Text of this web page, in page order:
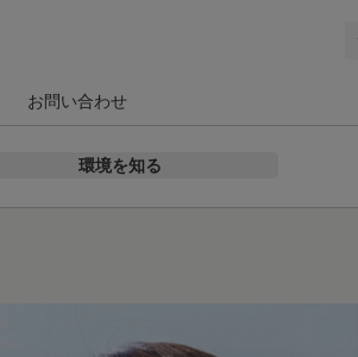
お問い合わせ
環境を知る